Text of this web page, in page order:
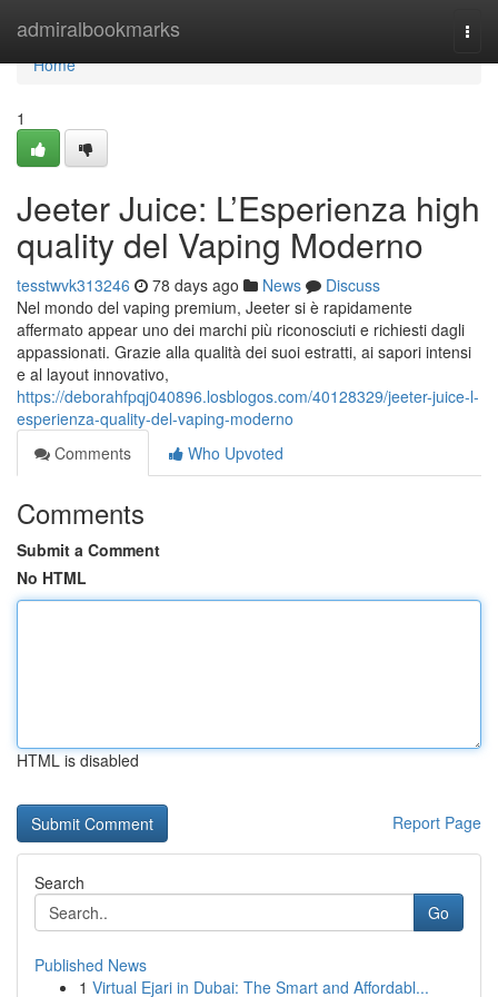
admiralbookmarks
Home
Home
1
Jeeter Juice: L’Esperienza high
quality del Vaping Moderno
tesstwvk313246 78 days ago News
Discuss
Nel mondo del vaping premium, Jeeter si è rapidamente
affermato appear uno dei marchi più riconosciuti e richiesti dagli
appassionati. Grazie alla qualità dei suoi estratti, ai sapori intensi
e al layout innovativo,
https://deborahfpqj040896.losblogos.com/40128329/jeeter-juice-l-
esperienza-quality-del-vaping-moderno
Comments
Who Upvoted
Comments
Submit a Comment
No HTML
HTML is disabled
Report Page
Search
Go
Published News
1 Virtual Ejari in Dubai: The Smart and Affordabl...